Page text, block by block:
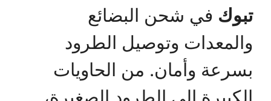
تبوك في شحن البضائع
والمعدات وتوصيل الطرود
بسرعة وأمان. من الحاويات